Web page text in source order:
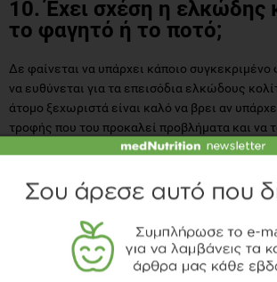
10. Έχει σχέση η ελκώδης
το φαγητό ή το ποτό;
Δε φαίνεται να υπάρχει κάποιο
να ευθύνεται για τα επεισόδια ελκώδους
άτομο ξεχωριστά είναι καλό να βρει αν
τροφής που του προκαλεί προβλήματα και να
είναι προτιμότερο να αποφεύγουν το γάλα,
όσπρια και τα κηπευτικά ή φρούτα με
μερικά άτομα με ελκώδη κολίτιδα έχουν
κρασί, η μπύρα και ορισμένα άλλα
προκαλούν διάρροια και φούσκωμα. Το σίγουρο